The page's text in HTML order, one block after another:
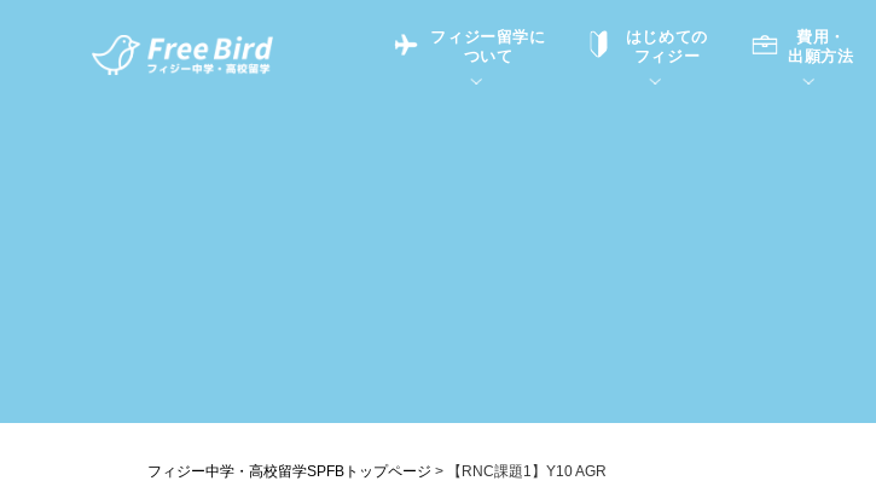
フィジー留学に
ついて
はじめての
フィジー
費用・
出願方法
フィジー中学・高校留学SPFBトップページ > 【RNC課題1】Y10 AGR